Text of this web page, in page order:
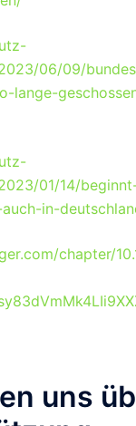
06/09/
lange-
01/14/
in-
chapter/
uns